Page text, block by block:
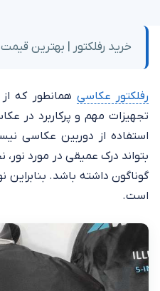
خرید رفلکتور | بهترین
رفلکتور عکاسی همانطور که
تجهیزات مهم و پرکاربرد در
استفاده از دوربین عکاسی
بتواند درک عمیقی در مورد نور،
گوناگون داشته باشد.
است.